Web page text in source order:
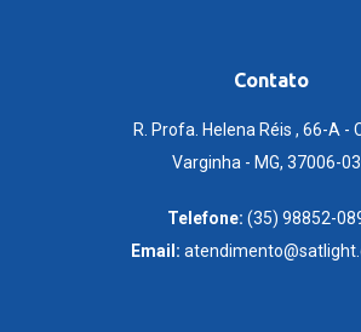
Contato
R. Profa. Helena Réis , 66-A -
Varginha - MG, 37006-
Telefone: (35) 98852-
Email: